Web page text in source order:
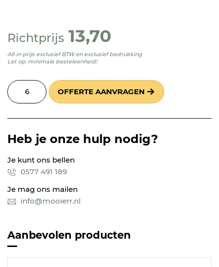
Richtprijs 13,70
All-in prijs exclusief BTW en exclusief bedrukking
Let op: minimale besteleenheid!
OFFERTE AANVRAGEN
Heb je onze hulp nodig?
Je kunt ons bellen
0577 491 189
Je mag ons mailen
info@mooierr.nl
Aanbevolen producten